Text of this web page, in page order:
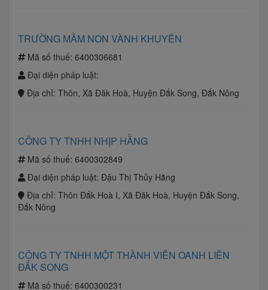
TRƯỜNG MẦM NON VÀNH KHUYÊN
Mã số thuế: 6400306681
Đại diện pháp luật:
Địa chỉ: Thôn, Xã Đăk Hoà, Huyện Đắk Song, Đắk Nông
CÔNG TY TNHH NHỊP HẰNG
Mã số thuế: 6400302849
Đại diện pháp luật: Đậu Thị Thủy Hằng
Địa chỉ: Thôn Đắk Hoà I, Xã Đăk Hoà, Huyện Đắk Song,
Đắk Nông
CÔNG TY TNHH MỘT THÀNH VIÊN OANH LIÊN
ĐẮK SONG
Mã số thuế: 6400300231